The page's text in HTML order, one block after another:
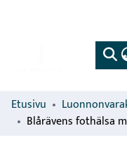
Etusivu